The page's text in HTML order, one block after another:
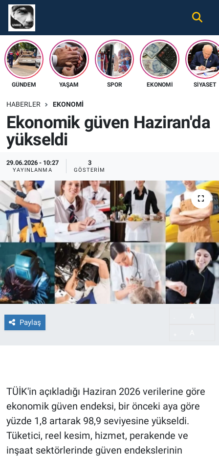
GÜNDEM YAŞAM SPOR EKONOMI SIYASET
HABERLER EKONOMI
Ekonomik güven Haziran'da
yükseldi
29.06.2026 - 10:27
YAYINLANMA
3
GÖSTERIM
Paylaş
TÜİK'in açıkladığı Haziran 2026 verilerine göre
ekonomik güven endeksi, bir önceki aya göre
yüzde 1,8 artarak 98,9 seviyesine yükseldi.
Tüketici, reel kesim, hizmet, perakende ve
inşaat sektörlerinde güven endekslerinin
Gündem
Ekonomi
Spor
Tüm Haberler
İletişim
Künye
Nöbetçi Eczaneler
Hava Durumu
Namaz Vakitleri
Süper Lig Puan Durumu ve Fikstür
Tüm Manşetler
Son Dakika Haberleri
Haber Arşivi